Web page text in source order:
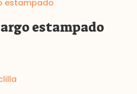
estampado